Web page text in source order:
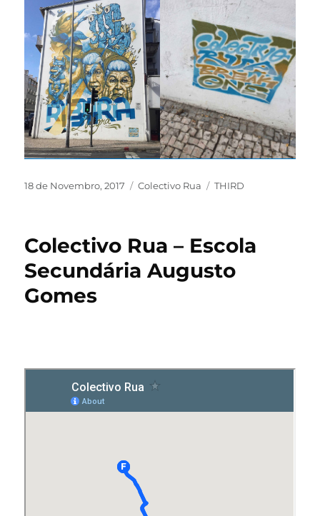
18 de Novembro, 2017 Colectivo Rua THIRD
Colectivo Rua – Escola
Secundária Augusto
Gomes